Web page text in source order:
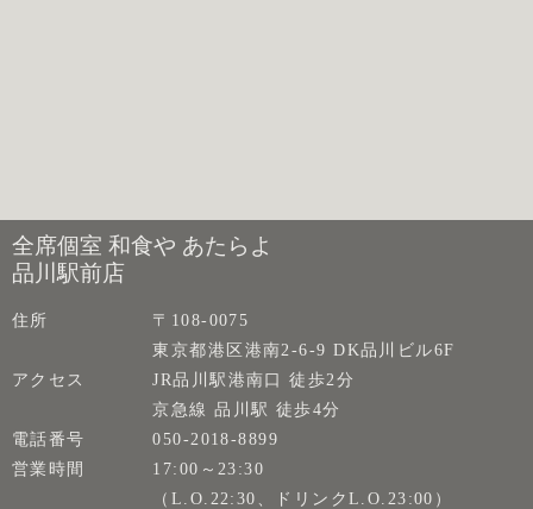
全席個室 和食や あたらよ
品川駅前店
住所
〒108-0075
東京都港区港南2-6-9 DK品川ビル6F
アクセス
JR品川駅港南口 徒歩2分
京急線 品川駅 徒歩4分
電話番号
050-2018-8899
営業時間
17:00～23:30
（L.O.22:30、ドリンクL.O.23:00）